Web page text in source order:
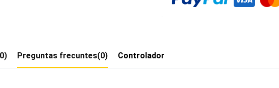
Preguntas frecuntes(0) Controlador